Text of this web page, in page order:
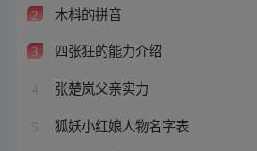
2 木枓的拼音
3 四张狂的能力介绍
4 张楚岚父亲实力
5 狐妖小红娘人物名字表